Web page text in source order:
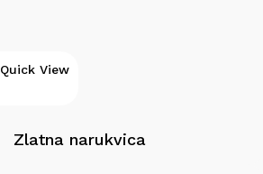
Quick View
Zlatna narukvica